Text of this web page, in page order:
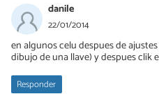
danile
22/01/2014
en algunos celu despues de
dibujo de una llave) y despues clik
Responder